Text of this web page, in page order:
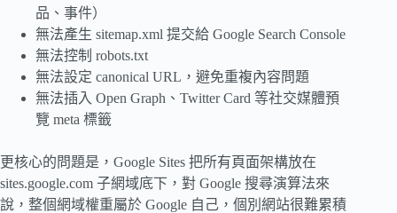
品、事件）
無法產生 sitemap.xml 提交給 Google Search Console
無法控制 robots.txt
無法設定 canonical URL，避免重複內容問題
無法插入 Open Graph、Twitter Card 等社交媒體預
覽 meta 標籤
更核心的問題是，Google Sites 把所有頁面架構放在
sites.google.com 子網域底下，對 Google 搜尋演算法來
說，整個網域權重屬於 Google 自己，個別網站很難累積